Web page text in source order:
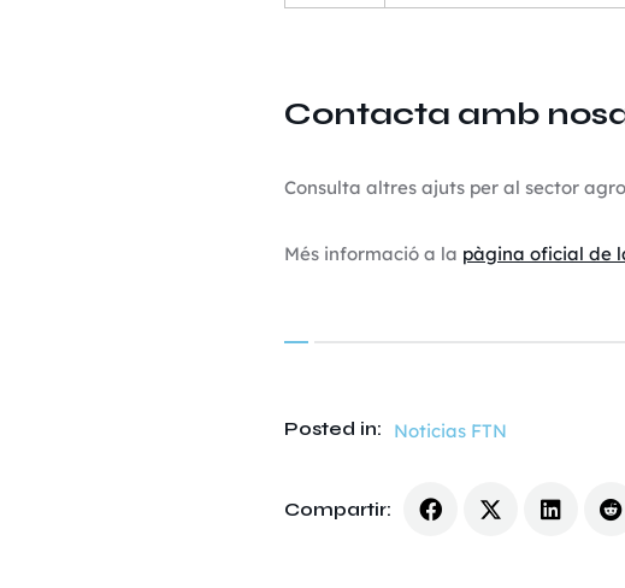
Contacta amb
Consulta altres ajuts per al sector
Més informació a la pàgina oficial de
Posted in: Noticias FTN
Compartir: